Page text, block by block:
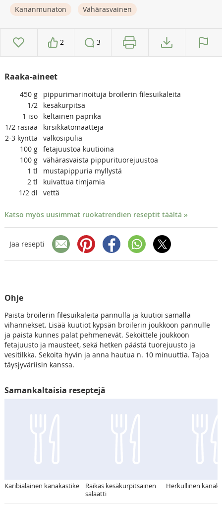
Kananmunaton
Vähärasvainen
2 3
Raaka-aineet
450 g
pippurimarinoituja broilerin filesuikaleita
1/2
kesäkurpitsa
1 iso
keltainen paprika
1/2 rasiaa
kirsikkatomaatteja
2-3 kynttä
valkosipulia
100 g fetajuustoa kuutioina
100 g vähärasvaista pippurituorejuustoa
1 tl
mustapippuria myllystä
2 tl
kuivattua timjamia
1/2 dl vettä
Katso myös uusimmat ruokatrendien reseptit täältä »
Jaa resepti
Ohje
Paista broilerin filesuikaleita pannulla ja kuutioi samalla
vihannekset. Lisää kuutiot kypsän broilerin joukkoon pannulle
ja paista kunnes palat pehmenevät. Sekoittele joukkoon
fetajuusto ja mausteet, sekä hetken päästä tuorejuusto ja
vesitilkka. Sekoita hyvin ja anna hautua n. 10 minuuttia. Tajoa
täysjyväriisin kanssa.
Samankaltaisia reseptejä
Karibialainen kanakastike
Raikas kesäkurpitsainen
salaatti
Herkullinen